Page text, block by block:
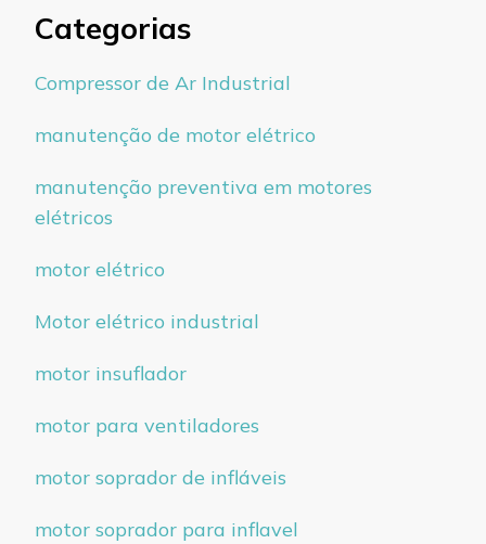
Categorias
Compressor de Ar Industrial
manutenção de motor elétrico
manutenção preventiva em motores
elétricos
motor elétrico
Motor elétrico industrial
motor insuflador
motor para ventiladores
motor soprador de infláveis
motor soprador para inflavel